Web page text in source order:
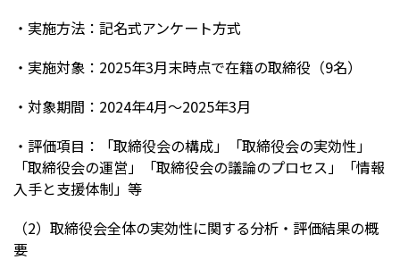
株主・投資家情報
採用
お問い合わせ
プライバシーポリシー
ソーシャルメディアポリシー
・実施方法：記名式アンケート方式
・実施対象：2025年3月末時点で在籍の取締役（9名）
・対象期間：2024年4月～2025年3月
・評価項目：「取締役会の構成」「取締役会の実効性」
「取締役会の運営」「取締役会の議論のプロセス」「情報
入手と支援体制」等
（2）取締役会全体の実効性に関する分析・評価結果の概
要